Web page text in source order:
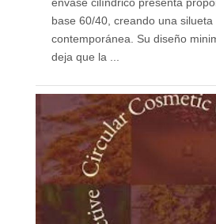
base 60/40, creando una
contemporánea. Su diseño
deja que la ...